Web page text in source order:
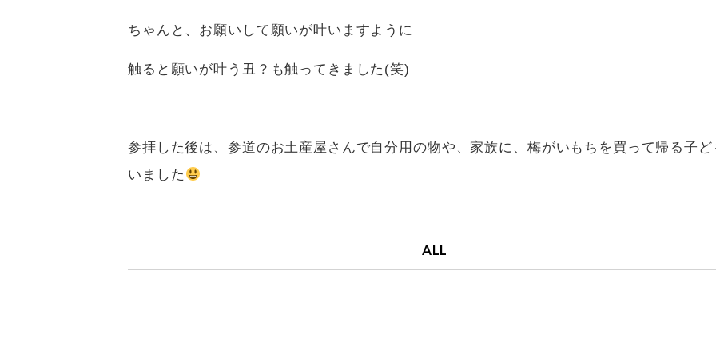
ちゃんと、お願いして願いが叶いますように
触ると願いが叶う丑？も触ってきました(笑)
参拝した後は、参道のお土産屋さんで自分用の物や、家族に、梅がいもちを買って帰る子ど
いました
ALL